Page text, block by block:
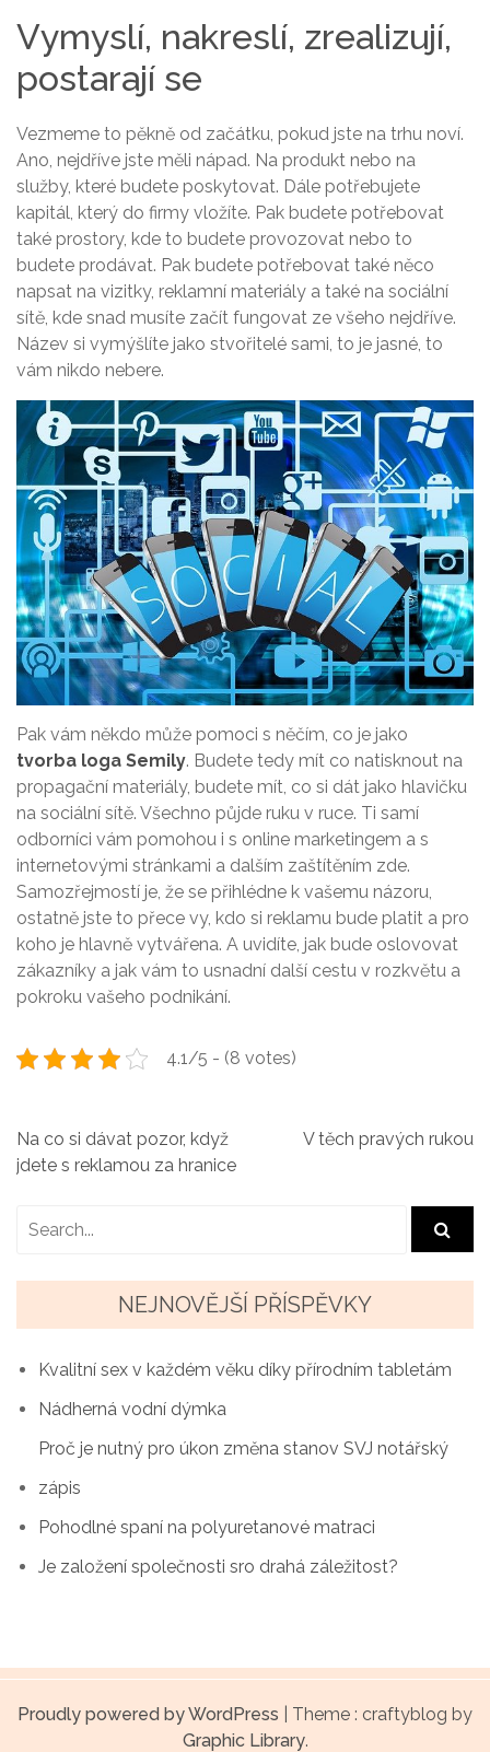
Vymyslí, nakreslí, zrealizují,
postarají se
Vezmeme to pěkně od začátku, pokud jste na trhu noví.
Ano, nejdříve jste měli nápad. Na produkt nebo na
služby, které budete poskytovat. Dále potřebujete
kapitál, který do firmy vložíte. Pak budete potřebovat
také prostory, kde to budete provozovat nebo to
budete prodávat. Pak budete potřebovat také něco
napsat na vizitky, reklamní materiály a také na sociální
sítě, kde snad musíte začít fungovat ze všeho nejdříve.
Název si vymýšlíte jako stvořitelé sami, to je jasné, to
vám nikdo nebere.
Pak vám někdo může pomoci s něčím, co je jako
tvorba loga Semily. Budete tedy mít co natisknout na
propagační materiály, budete mít, co si dát jako hlavičku
na sociální sítě. Všechno půjde ruku v ruce. Ti samí
odborníci vám pomohou i s online marketingem a s
internetovými stránkami a dalším zaštítěním zde.
Samozřejmostí je, že se přihlédne k vašemu názoru,
ostatně jste to přece vy, kdo si reklamu bude platit a pro
koho je hlavně vytvářena. A uvidíte, jak bude oslovovat
zákazníky a jak vám to usnadní další cestu v rozkvětu a
pokroku vašeho podnikání.
4.1/5 - (8 votes)
N
a
v
i
p
r
o
í
s
Na co si dávat pozor, když
jdete s reklamou za hranice
V těch pravých rukou
NEJNOVĚJŠÍ PŘÍSPĚVKY
Kvalitní sex v každém věku díky přírodním tabletám
Nádherná vodní dýmka
Proč je nutný pro úkon změna stanov SVJ notářský
zápis
Pohodlné spaní na polyuretanové matraci
Je založení společnosti sro drahá záležitost?
Proudly powered by WordPress
Theme : craftyblog by
Graphic Library.